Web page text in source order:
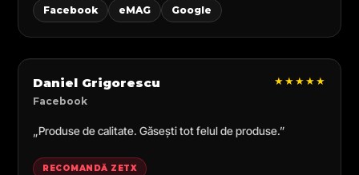
Facebook eMAG Google
Daniel Grigorescu
Facebook
★★★★★
„Produse de calitate. Găsești tot felul de produse.”
RECOMANDĂ ZETX